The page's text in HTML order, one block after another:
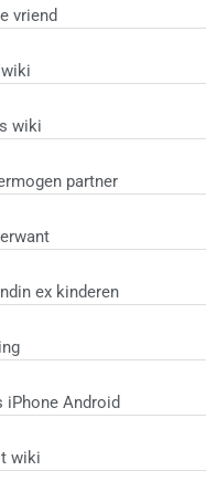
vriend
wiki
partner
ex kinderen
iPhone Android
wiki